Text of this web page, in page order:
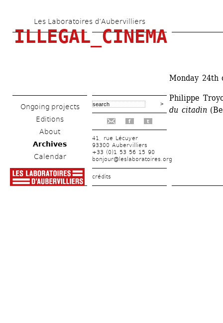
to
main
Les Laboratoires d’Aubervilliers
ILLEGAL_CINEMA
Ongoing projects
Editions
About
Archives
Calendar
f t
41, rue Lécuyer
93300 Aubervilliers
+33 (0)1 53 56 15 90
bonjour@leslaboratoires.org
crédits
Monday 24th
Philippe
du citadin